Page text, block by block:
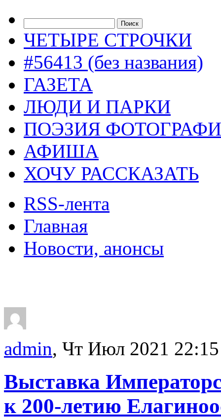
ЧЕТЫРЕ СТРОЧКИ
#56413 (без названия)
ГАЗЕТА
ЛЮДИ И ПАРКИ
ПОЭЗИЯ
АФИША
ХОЧУ РАССКАЗАТЬ
RSS-лента
Главная
Новости, анонсы
admin, Чт Июл 2021 22:15
Выставка
к 200-летию